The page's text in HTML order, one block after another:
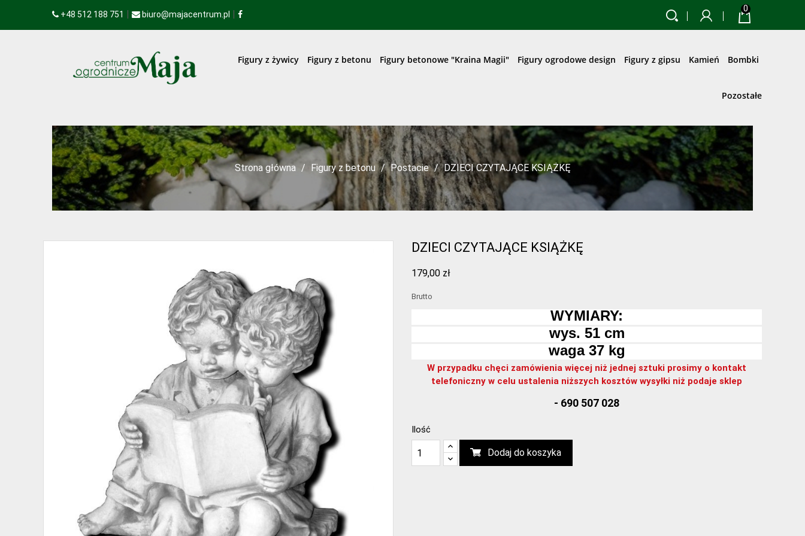
+48 512 188 751 | biuro@majacentrum.pl | 0
Figury z żywicy Figury z betonu Figury betonowe "Kraina Magii" Figury ogrodowe design Figury z gipsu Kamień Bombki
Pozostałe
Strona główna Figury z betonu Postacie DZIECI CZYTAJĄCE KSIĄŻKĘ
DZIECI CZYTAJĄCE KSIĄŻKĘ
179,00 zł
Brutto
WYMIARY:
wys. 51 cm
waga 37 kg
W przypadku chęci zamówienia więcej niż jednej sztuki prosimy o kontakt
telefoniczny w celu ustalenia niższych kosztów wysyłki niż podaje sklep
- 690 507 028
Ilość
Dodaj do koszyka